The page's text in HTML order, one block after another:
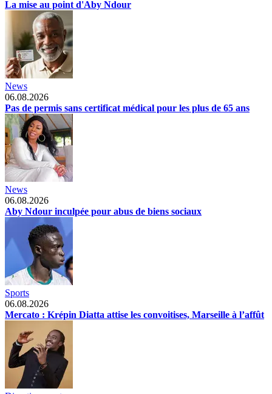
La mise au point d'Aby Ndour
News
06.08.2026
Pas de permis sans certificat médical pour les plus de 65 ans
News
06.08.2026
Aby Ndour inculpée pour abus de biens sociaux
Sports
06.08.2026
Mercato : Krépin Diatta attise les convoitises, Marseille à l’affût